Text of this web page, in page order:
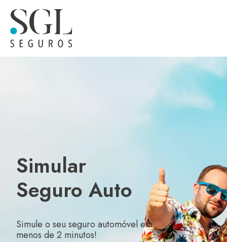
Simular
Seguro Auto
Simule o seu seguro automóvel em
menos de 2 minutos!